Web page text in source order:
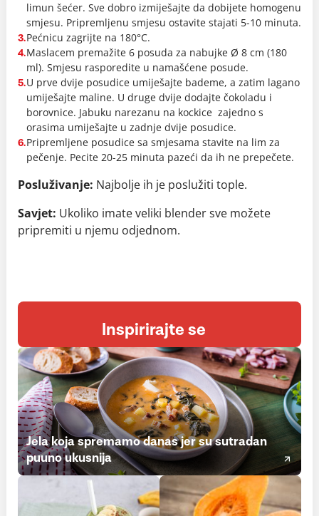
limun šećer. Sve dobro izmiješajte da dobijete homogenu
smjesu. Pripremljenu smjesu ostavite stajati 5-10 minuta.
3.Pećnicu zagrijte na 180°C.
4.Maslacem premažite 6 posuda za nabujke Ø 8 cm (180
ml). Smjesu rasporedite u namašćene posude.
5.U prve dvije posudice umiješajte bademe, a zatim lagano
umiješajte maline. U druge dvije dodajte čokoladu i
borovnice. Jabuku narezanu na kockice zajedno s
orasima umiješajte u zadnje dvije posudice.
6.Pripremljene posudice sa smjesama stavite na lim za
pečenje. Pecite 20-25 minuta pazeći da ih ne prepečete.
Posluživanje: Najbolje ih je poslužiti tople.
Savjet: Ukoliko imate veliki blender sve možete
pripremiti u njemu odjednom.
Inspirirajte se
Jela koja spremamo danas jer su sutradan
puuno ukusnija